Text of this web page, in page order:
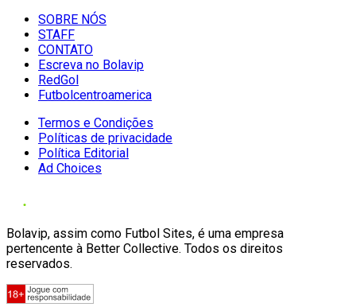
SOBRE NÓS
STAFF
CONTATO
Escreva no Bolavip
RedGol
Futbolcentroamerica
Termos e Condições
Políticas de privacidade
Política Editorial
Ad Choices
Bolavip, assim como Futbol Sites, é uma empresa
pertencente à Better Collective. Todos os direitos
reservados.